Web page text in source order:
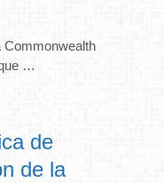
Commonwealth
…
de
de la